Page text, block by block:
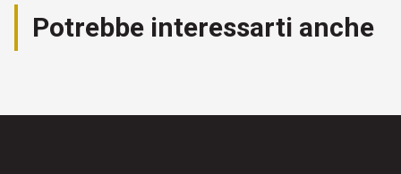
Potrebbe interessarti anche